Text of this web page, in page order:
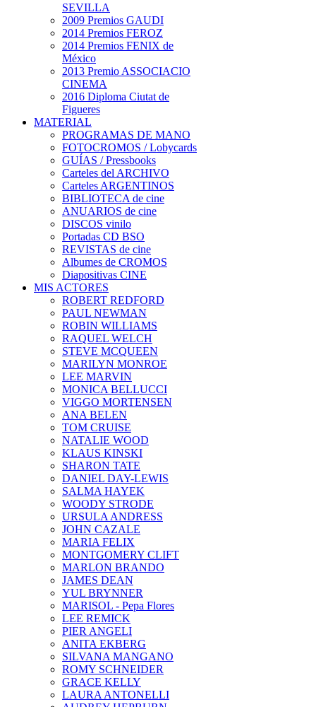
SEVILLA
2009 Premios GAUDI
2014 Premios FEROZ
2014 Premios FENIX de
México
2013 Premio ASSOCIACIO
CINEMA
2016 Diploma Ciutat de
Figueres
MATERIAL
PROGRAMAS DE MANO
FOTOCROMOS / Lobycards
GUÍAS / Pressbooks
Carteles del ARCHIVO
Carteles ARGENTINOS
BIBLIOTECA de cine
ANUARIOS de cine
DISCOS vinilo
Portadas CD BSO
REVISTAS de cine
Albumes de CROMOS
Diapositivas CINE
MIS ACTORES
ROBERT REDFORD
PAUL NEWMAN
ROBIN WILLIAMS
RAQUEL WELCH
STEVE MCQUEEN
MARILYN MONROE
LEE MARVIN
MONICA BELLUCCI
VIGGO MORTENSEN
ANA BELEN
TOM CRUISE
NATALIE WOOD
KLAUS KINSKI
SHARON TATE
DANIEL DAY-LEWIS
SALMA HAYEK
WOODY STRODE
URSULA ANDRESS
JOHN CAZALE
MARIA FELIX
MONTGOMERY CLIFT
MARLON BRANDO
JAMES DEAN
YUL BRYNNER
MARISOL - Pepa Flores
LEE REMICK
PIER ANGELI
ANITA EKBERG
SILVANA MANGANO
ROMY SCHNEIDER
GRACE KELLY
LAURA ANTONELLI